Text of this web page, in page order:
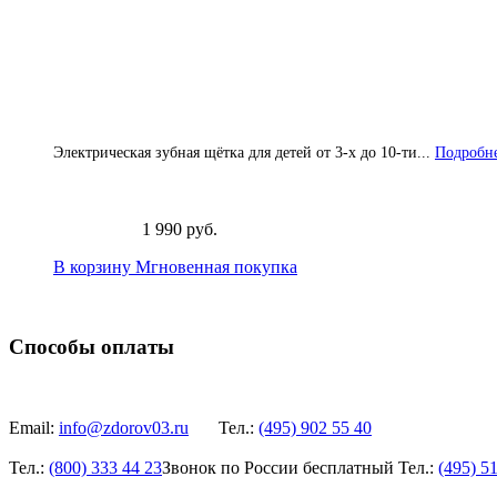
Электрическая зубная щётка для детей от 3-х до 10-ти...
1 990 руб.
В корзину Мгновенная покупка
Способы оплаты
Email: info@zdorov03.ru Тел.: (495) 902 55 40
Тел.: (800) 333 44 23Звонок по России бесплатный Тел.: (495)